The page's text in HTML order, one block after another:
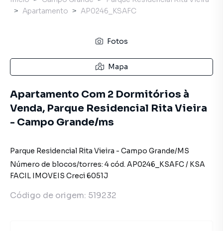
Apartamento
AP0246_KSAFC
Fotos
Mapa
Apartamento Com 2 Dormitórios à
Venda, Parque Residencial Rita Vieira
- Campo Grande/ms
Parque Residencial Rita Vieira - Campo Grande/MS
Número de blocos/torres: 4cód. AP0246_KSAFC/ KSA
FACIL IMOVEIS Creci6051J
Código de origem: 519232